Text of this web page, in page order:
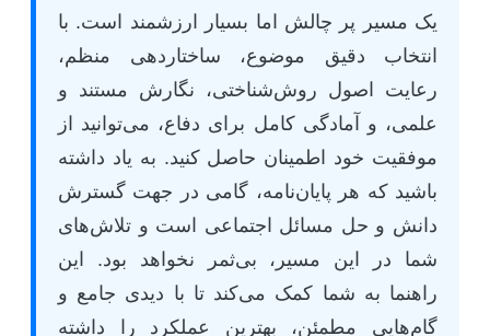
یک مسیر پر چالش اما بسیار ارزشمند است. با
انتخاب دقیق موضوع، ساختاردهی منظم،
رعایت اصول روش‌شناختی، نگارش مستند و
علمی، و آمادگی کامل برای دفاع، می‌توانید از
موفقیت خود اطمینان حاصل کنید. به یاد داشته
باشید که هر پایان‌نامه، گامی در جهت گسترش
دانش و حل مسائل اجتماعی است و تلاش‌های
شما در این مسیر، بی‌ثمر نخواهد بود. این
راهنما به شما کمک می‌کند تا با دیدی جامع و
گام‌هایی مطمئن، بهترین عملکرد را داشته